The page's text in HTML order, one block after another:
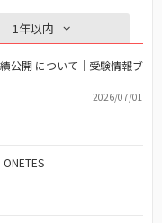
1年以内
公開 について｜受験情報ブ
2026/07/01